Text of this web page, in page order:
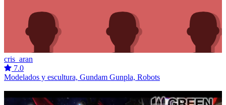
cris_aran
7.0
Modelados y escultura, Gundam Gunpla, Robots